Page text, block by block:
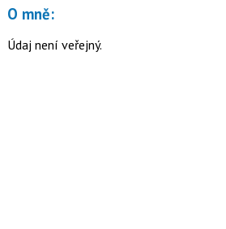
O mně:
Údaj není veřejný.